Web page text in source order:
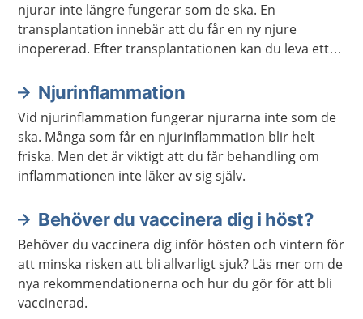
njurar inte längre fungerar som de ska. En
transplantation innebär att du får en ny njure
inopererad. Efter transplantationen kan du leva ett
och gå på kontroller resten av livet.
Njurinflammation
Vid njurinflammation fungerar njurarna inte som de
ska. Många som får en njurinflammation blir helt
friska. Men det är viktigt att du får behandling om
inflammationen inte läker av sig själv.
Behöver du vaccinera dig i höst?
Behöver du vaccinera dig inför hösten och vintern för
att minska risken att bli allvarligt sjuk? Läs mer om de
nya rekommendationerna och hur du gör för att bli
vaccinerad.